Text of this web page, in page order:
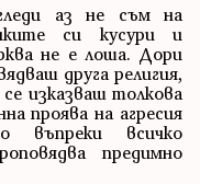
аз не съм на
си кусури и
не е лоша. Дори
друга религия,
изказваш толкова
проява на агресия
въпреки всичко
предимно